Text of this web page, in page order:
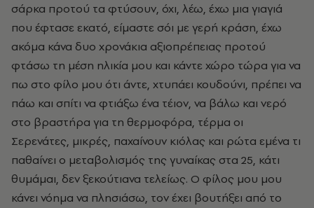
σάρκα προτού τα φτύσουν, όχι, λέω, έχω μια γιαγιά
που έφτασε εκατό, είμαστε σόι με γερή κράση, έχω
ακόμα κάνα δυο χρονάκια αξιοπρέπειας προτού
φτάσω τη μέση ηλικία μου και κάντε χώρο τώρα για να
πω στο φίλο μου ότι άντε, χτυπάει κουδούνι, πρέπει να
πάω και σπίτι να φτιάξω ένα τέιον, να βάλω και νερό
στο βραστήρα για τη θερμοφόρα, τέρμα οι
Σερενάτες, μικρές, παχαίνουν κιόλας και ρώτα εμένα τι
παθαίνει ο μεταβολισμός της γυναίκας στα 25, κάτι
θυμάμαι, δεν ξεκούτιανα τελείως. O φίλος μου μου
κάνει νόημα να πλησιάσω, τον έχει βουτήξει από το